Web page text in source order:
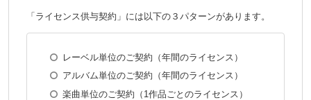
「ライセンス供与契約」には以下の３パターンがあります。
レーベル単位のご契約（年間のライセンス）
アルバム単位のご契約（年間のライセンス）
楽曲単位のご契約（1作品ごとのライセンス）